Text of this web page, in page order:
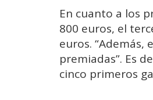
En cuanto a los
800 euros, el
euros.
premiadas”. Es
cinco primeros